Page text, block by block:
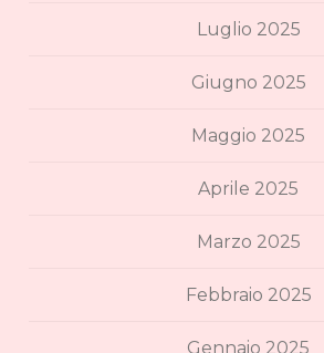
Luglio 2025
Giugno 2025
Maggio 2025
Aprile 2025
Marzo 2025
Febbraio 2025
Gennaio 2025